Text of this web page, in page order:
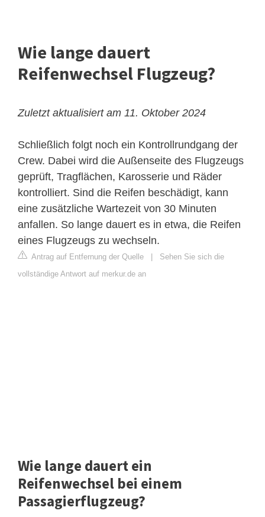
Wie lange dauert
Reifenwechsel Flugzeug?
Zuletzt aktualisiert am 11. Oktober 2024
Schließlich folgt noch ein Kontrollrundgang der
Crew. Dabei wird die Außenseite des Flugzeugs
geprüft, Tragflächen, Karosserie und Räder
kontrolliert. Sind die Reifen beschädigt, kann
eine zusätzliche Wartezeit von 30 Minuten
anfallen. So lange dauert es in etwa, die Reifen
eines Flugzeugs zu wechseln.
Antrag auf Entfernung der Quelle
Sehen Sie sich die
vollständige Antwort auf merkur.de an
Wie lange dauert ein
Reifenwechsel bei einem
Passagierflugzeug?